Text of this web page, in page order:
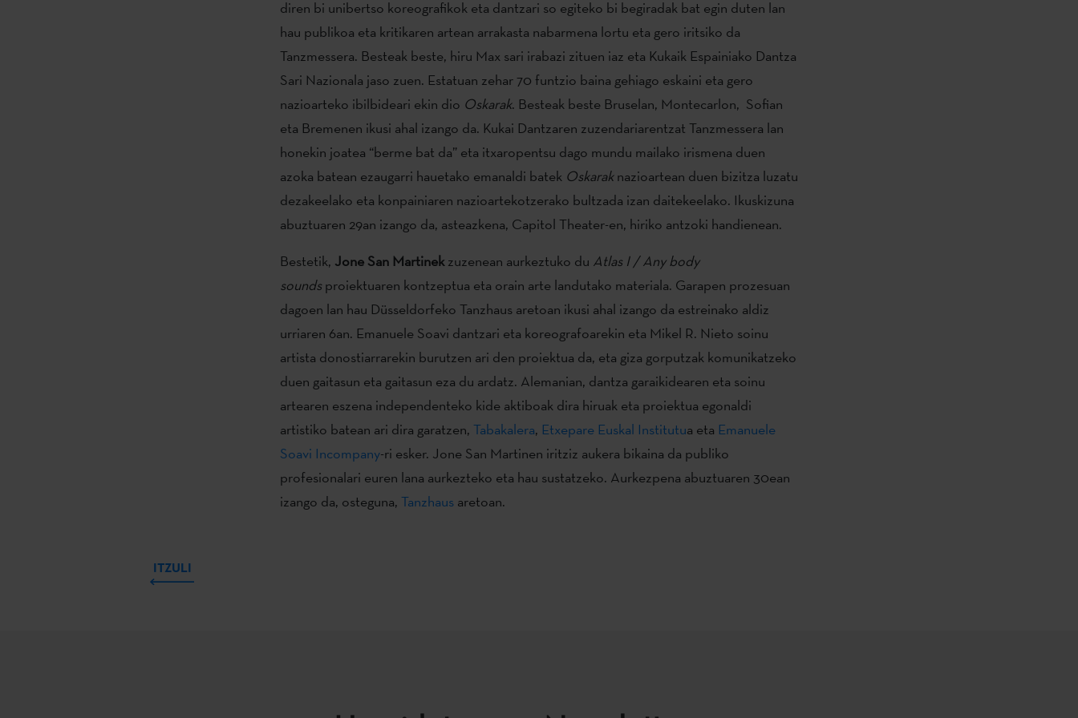
diren bi unibertso koreografikok eta dantzari so egiteko bi begiradak bat egin duten lan
hau publikoa eta kritikaren artean arrakasta nabarmena lortu eta gero iritsiko da
Tanzmessera. Besteak beste, hiru Max sari irabazi zituen iaz eta Kukaik Espainiako Dantza
Sari Nazionala jaso zuen. Estatuan zehar 70 funtzio baina gehiago eskaini eta gero
nazioarteko ibilbideari ekin dio Oskarak. Besteak beste Bruselan, Montecarlon, Sofian
eta Bremenen ikusi ahal izango da. Kukai Dantzaren zuzendariarentzat Tanzmessera lan
honekin joatea “berme bat da” eta itxaropentsu dago mundu mailako irismena duen
azoka batean ezaugarri hauetako emanaldi batek Oskaraknazioartean duen bizitza luzatu
dezakeelako eta konpainiaren nazioartekotzerako bultzada izan daitekeelako. Ikuskizuna
abuztuaren 29an izango da, asteazkena, Capitol Theater-en, hiriko antzoki handienean.
Bestetik, Jone San Martinekzuzenean aurkeztuko du Atlas I / Any body
soundsproiektuaren kontzeptua eta orain arte landutako materiala. Garapen prozesuan
dagoen lan hau Düsseldorfeko Tanzhaus aretoan ikusi ahal izango da estreinako aldiz
urriaren 6an. Emanuele Soavi dantzari eta koreografoarekin eta Mikel R. Nieto soinu
artista donostiarrarekin burutzen ari den proiektua da, eta giza gorputzak komunikatzeko
duen gaitasun eta gaitasun eza du ardatz. Alemanian, dantza garaikidearen eta soinu
artearen eszena independenteko kide aktiboak dira hiruak eta proiektua egonaldi
artistiko batean ari dira garatzen, Tabakalera, Etxepare Euskal Institutua eta Emanuele
Soavi Incompany-ri esker. Jone San Martinen iritziz aukera bikaina da publiko
profesionalari euren lana aurkezteko eta hau sustatzeko. Aurkezpena abuztuaren 30ean
izango da, osteguna, Tanzhausaretoan.
ITZULI